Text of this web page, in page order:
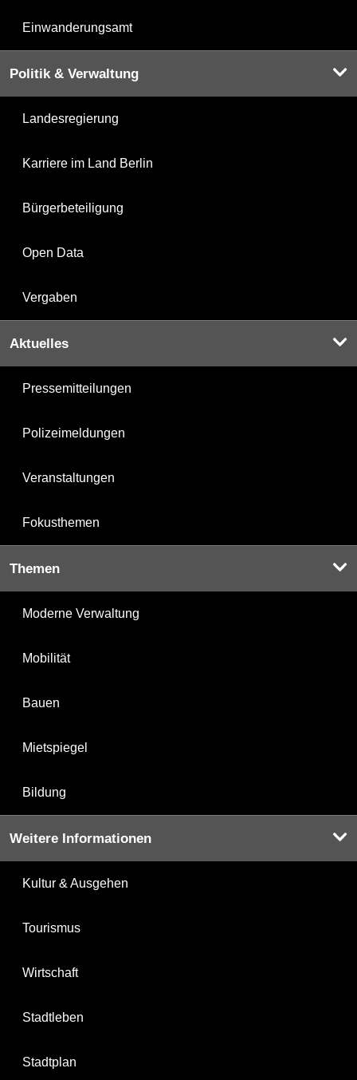
Einwanderungsamt
Politik & Verwaltung
Landesregierung
Karriere im Land Berlin
Bürgerbeteiligung
Open Data
Vergaben
Aktuelles
Pressemitteilungen
Polizeimeldungen
Veranstaltungen
Fokusthemen
Themen
Moderne Verwaltung
Mobilität
Bauen
Mietspiegel
Bildung
Weitere Informationen
Kultur & Ausgehen
Tourismus
Wirtschaft
Stadtleben
Stadtplan